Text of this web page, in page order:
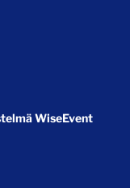
WiseEvent